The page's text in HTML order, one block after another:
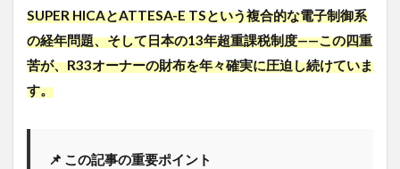
SUPER HICAとATTESA-E TSという複合的な電子制御系
の経年問題、そして日本の13年超重課税制度——この四重
苦が、R33オーナーの財布を年々確実に圧迫し続けていま
す。
📌 この記事の重要ポイント